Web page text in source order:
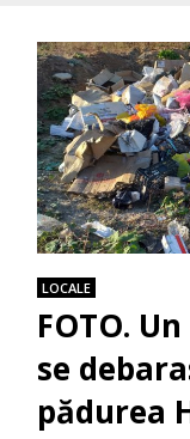
LOCALE
FOTO.
se
pădurea